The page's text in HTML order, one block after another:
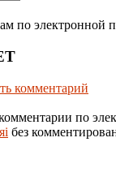
по электронной
комментарий
по
без